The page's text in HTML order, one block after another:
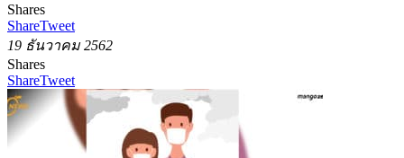
Shares
ShareTweet
19 ธันวาคม 2562
Shares
ShareTweet